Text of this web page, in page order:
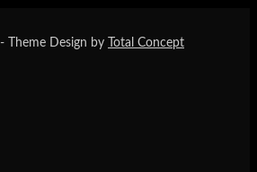
- Theme Design by Total Concept